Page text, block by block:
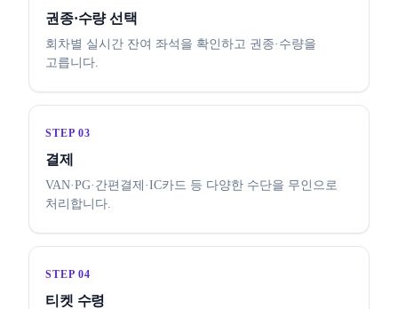
권종·수량 선택
회차별 실시간 잔여 좌석을 확인하고 권종·수량을
고릅니다.
STEP 03
결제
VAN·PG·간편결제·IC카드 등 다양한 수단을 무인으로
처리합니다.
STEP 04
티켓 수령